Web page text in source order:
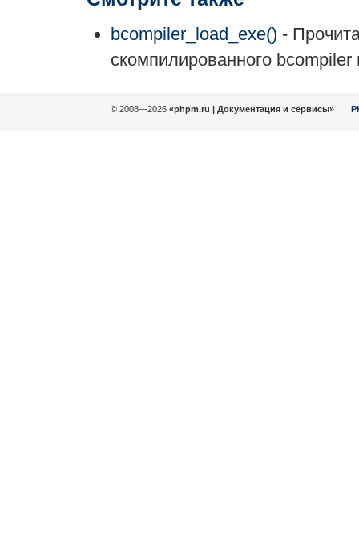
bcompiler_load_exe() -
скомпилированного
© 2008—2026 «phpm.ru | Документация и сервисы»